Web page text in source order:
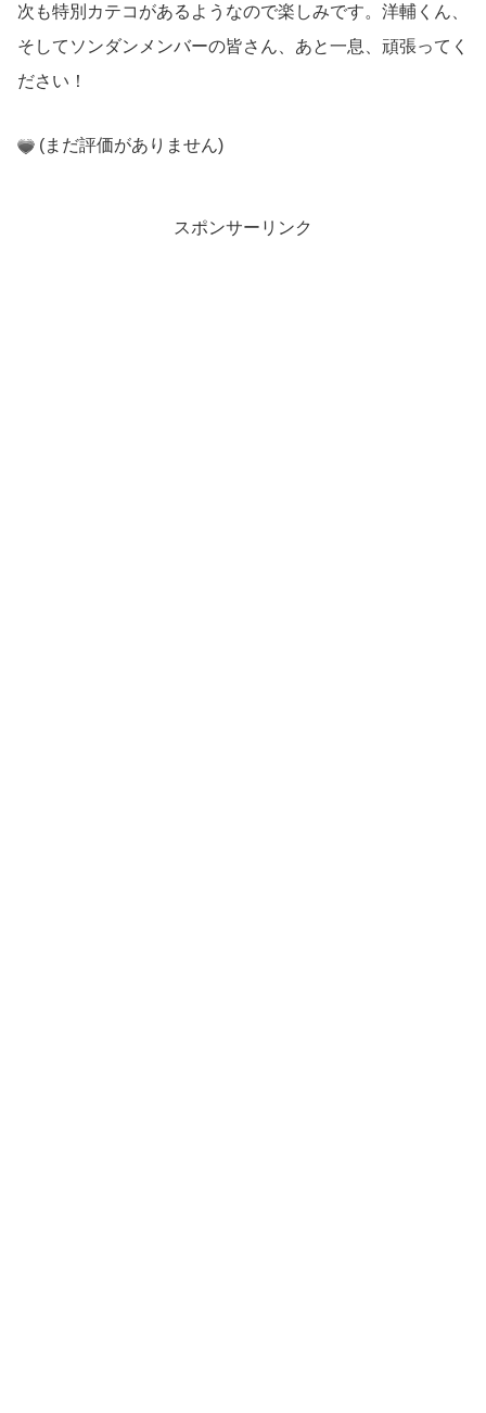
次も特別カテコがあるようなので楽しみです。洋輔くん、
そしてソンダンメンバーの皆さん、あと一息、頑張ってく
ださい！
(まだ評価がありません)
スポンサーリンク